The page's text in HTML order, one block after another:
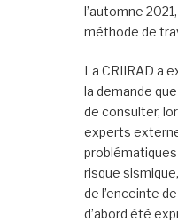
l’automne
méthode de
La CRIIRAD a
la demande
de consulter,
experts
risque
de l’enceinte
d’abord été